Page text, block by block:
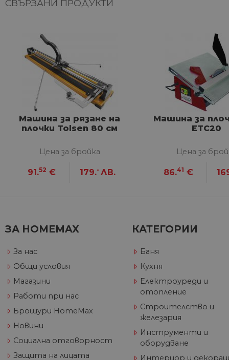
СВЪРЗАНИ ПРОДУКТИ
Машина за рязане на
плочки Tolsen 80 см
Цена за бройка
91.52 € 179.- ЛВ.
Машина за
ETC20
Цена за
86.41 €
ЗА HOMEMAX
За нас
Общи условия
Магазини
Работи при нас
Брошури HomeMax
Новини
Социална отговорност
Защита на лицата
КАТЕГОРИИ
Баня
Кухня
Електроуреди и
отопление
Строителство и
железария
Инструменти и
оборудване
Интериор и
_ga_32J9YV418P
60811516-1
_ga_J9P1896266
_ga
VISITOR_INFO1_LIVE